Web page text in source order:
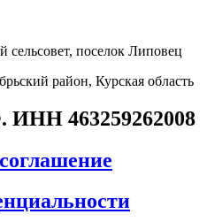
поселок Липовец
район, Курская область
463259262008